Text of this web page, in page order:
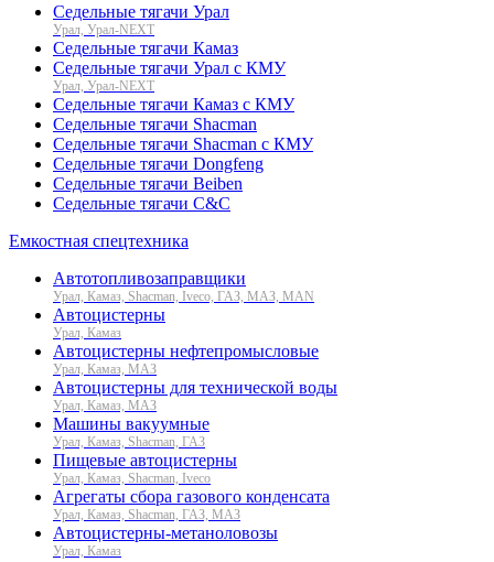
Седельные тягачи Урал
Урал, Урал-NEXT
Седельные тягачи Камаз
Седельные тягачи Урал с КМУ
Урал, Урал-NEXT
Седельные тягачи Камаз с КМУ
Седельные тягачи Shacman
Седельные тягачи Shacman с КМУ
Седельные тягачи Dongfeng
Седельные тягачи Beiben
Седельные тягачи C&C
Емкостная спецтехника
Автотопливозаправщики
Урал, Камаз, Shacman, Iveco, ГАЗ, МАЗ, MAN
Автоцистерны
Урал, Камаз
Автоцистерны нефтепромысловые
Урал, Камаз, МАЗ
Автоцистерны для технической воды
Урал, Камаз, МАЗ
Машины вакуумные
Урал, Камаз, Shacman, ГАЗ
Пищевые автоцистерны
Урал, Камаз, Shacman, Iveco
Агрегаты сбора газового конденсата
Урал, Камаз, Shacman, ГАЗ, МАЗ
Автоцистерны-метаноловозы
Урал, Камаз